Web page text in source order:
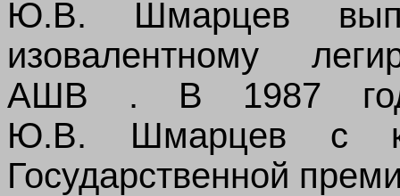
Ю.В. Шмарцев
изовалентному
АШВ . В 1987
Ю.В. Шмарцев с
Государственной